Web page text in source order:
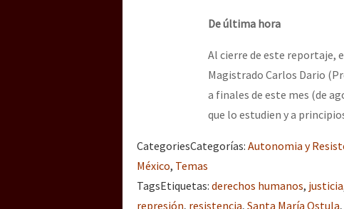
De última hora
Al cierre de este reportaje,
Magistrado Carlos Dario
a finales de este mes (de
que lo estudien y a
CategoriesCategorías: Autonomia y
México, Temas
TagsEtiquetas: derechos humanos, justicia
represión, resistencia, Santa María Ostula,